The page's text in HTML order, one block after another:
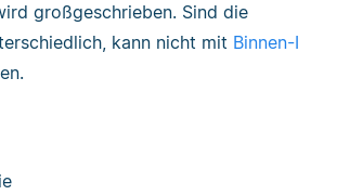
großgeschrieben. Sind die
kann nicht mit Binnen-I